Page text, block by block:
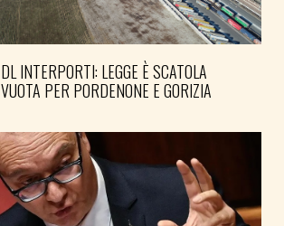
DL INTERPORTI: LEGGE È SCATOLA
VUOTA PER PORDENONE E GORIZIA